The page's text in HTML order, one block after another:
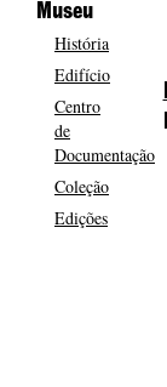
Museu
História
Edifício
Centro
de
Documentação
Coleção
Edições